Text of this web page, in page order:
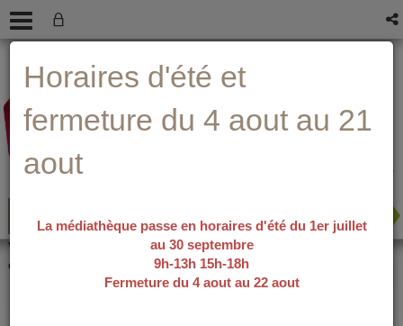
menu
contenu
recherche
Vous êtes ici :
Détail du
document
Horaires d'été et
fermeture du 4 aout au 21
aout
La médiathèque passe en horaires d'été du 1er juillet
au 30 septembre
9h-13h 15h-18h
Fermeture du 4 aout au 22 aout